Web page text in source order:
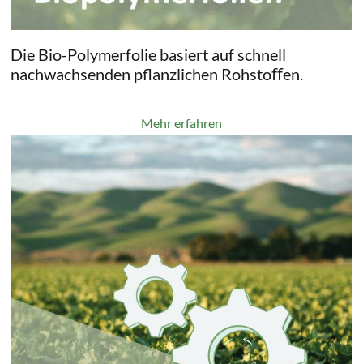
Die Bio-Polymerfolie basiert auf schnell
nachwachsenden pflanzlichen Rohstoﬀen.
Mehr erfahren